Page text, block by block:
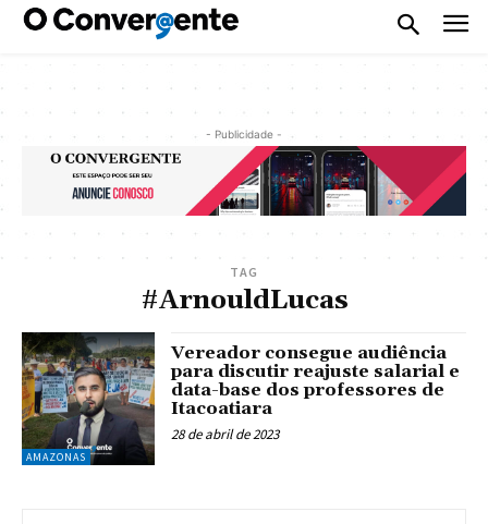
- Publicidade -
TAG
#ArnouldLucas
AMAZONAS
Vereador consegue audiência
para discutir reajuste salarial e
data-base dos professores de
Itacoatiara
28 de abril de 2023